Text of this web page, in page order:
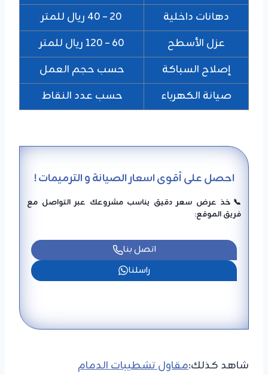
دهانات داخلية
20 – 40 ريال للمتر
عزل الأسطح
60 – 120 ريال للمتر
إصلاح السباكة
حسب حجم العمل
صيانة الكهرباء
حسب عدد النقاط
احصل على أقوى اسعار الصيانة و الترميمات !
📞خذ عرض سعر دقيق يناسب مشروعك عبر التواصل مع
فريق الموقع:
اتصل بنا
راسلنا
شاهد كذلك:مقاول تشطيبات الدمام